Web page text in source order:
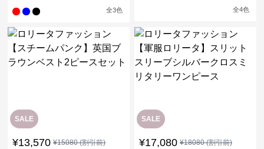
全3色 全4色
SALE
¥13,570 ¥15080(割引前)
SALE
¥17,080 ¥18080(割引前)